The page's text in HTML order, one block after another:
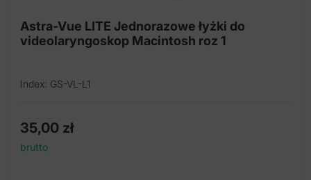
Astra-Vue LITE Jednorazowe łyżki do
videolaryngoskop Macintosh roz 1
Index: GS-VL-L1
35,00 zł
brutto